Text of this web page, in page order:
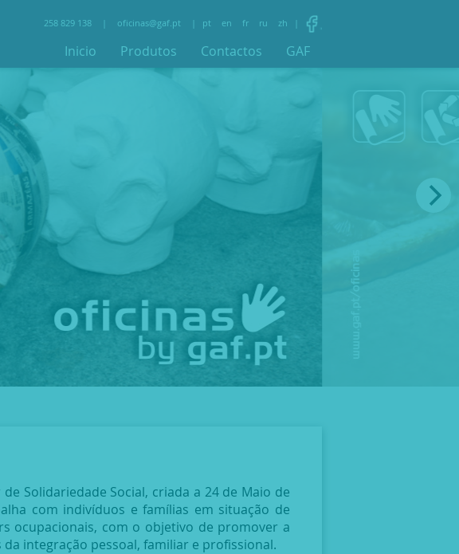
258 829 138 | oficinas@gaf.pt | pt en fr ru zh |
Inicio Produtos Contactos GAF
Solidariedade Social, criada a 24 de Maio de
com indivíduos e famílias em situação de
ocupacionais, com o objetivo de promover a
integração pessoal, familiar e profissional.